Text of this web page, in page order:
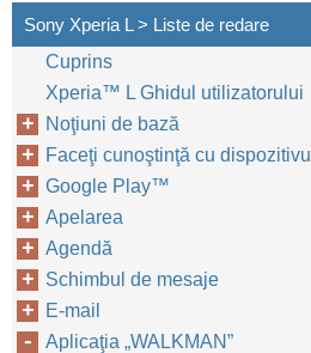
Sony Xperia L > Liste de redare
Cuprins
Xperia™‎ L Ghidul utilizatorului
Noţiuni de bază
Faceţi cunoştinţă cu dispozitivul
Google Play™‎
Apelarea
Agendă
Schimbul de mesaje
E-mail
Aplicaţia „WALKMAN”